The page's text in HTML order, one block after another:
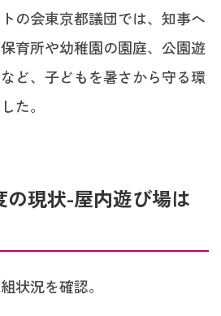
の会東京都議団では、知事へ
育所や幼稚園の園庭、公園遊
ど、子どもを暑さから守る環
た。
の現状-屋内遊び場は
状況を確認。